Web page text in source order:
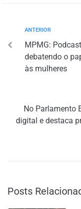
ANTERIOR
MPMG:
debatendo o
às mulheres
No Parlamento
digital e destaca
Posts